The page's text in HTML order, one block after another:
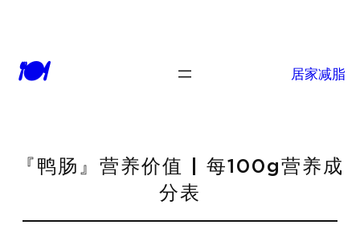
🍽 居家减脂
『鸭肠』营养价值 | 每100g营养成
分表